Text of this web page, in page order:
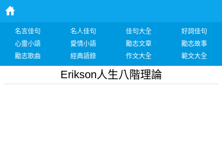
名言佳句 名人佳句 佳句大全
好詞佳句
心靈小語
愛情小語 勵志文章
勵志故事
勵志歌曲
經典語錄 作文大全 範文大全
Erikson人生八階理論